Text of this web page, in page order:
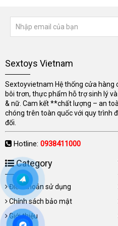
Sextoys Vietnam
Sextoyvietnam Hệ thống cửa hàng
bôi trơn, thực phẩm hỗ trợ sinh lý
& nữ. Cam kết **chất lượng – an
chóng trên toàn quốc với quy trình
đối.
Hotline: 0938411000
Category
Điều khoản sử dụng
Chính sách bảo mật
Giới thiệu